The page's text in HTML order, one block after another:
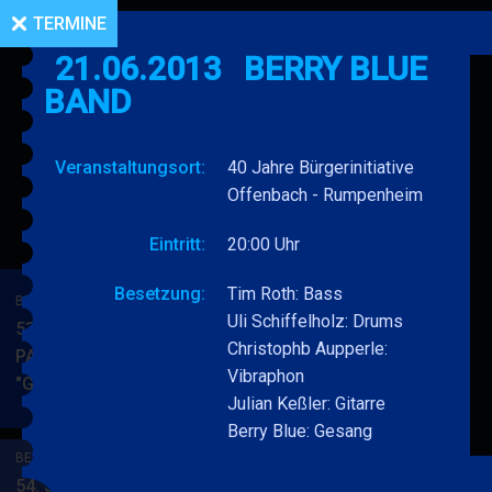
BERRY BLUE & BAND
53. JAZZ Matinee in den
PARKSIDE STUDIOS
"Gypsy Jazz"
BERRY BLUE & BAND
54. JAZZ Matinee in den
TERMINE
21.06.2013
BERRY BLUE
BAND
Veranstaltungsort:
40 Jahre Bürgerinitiative
Offenbach - Rumpenheim
Eintritt: 20:00 Uhr
Besetzung:
Tim Roth: Bass
Uli Schiffelholz: Drums
Christophb Aupperle:
Vibraphon
Julian Keßler: Gitarre
Berry Blue: Gesang